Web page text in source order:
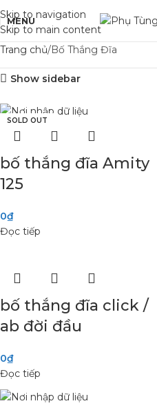
Skip to navigation
Skip to main content
MENU
Trang chủ Bố Thắng Đĩa
Show sidebar
SOLD OUT
bố thắng đĩa Amity
125
0₫
Đọc tiếp
SOLD OUT
bố thắng đĩa click /
ab đời đầu
0₫
Đọc tiếp
SOLD OUT
SOLD OUT
SOLD OUT
SOLD OUT